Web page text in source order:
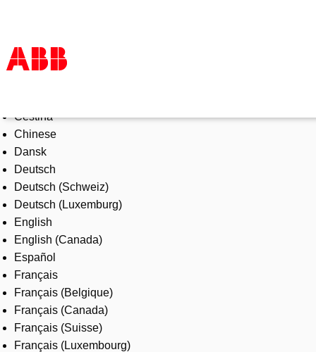
Products & Solutions
Industries
Services
About us
Where to buy
Contact us
Careers
Čeština
Chinese
Dansk
Deutsch
Deutsch (Schweiz)
Deutsch (Luxemburg)
English
English (Canada)
Español
Français
Français (Belgique)
Français (Canada)
Français (Suisse)
Français (Luxembourg)